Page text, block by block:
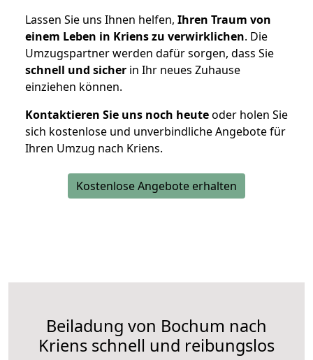
Lassen Sie uns Ihnen helfen, Ihren Traum von
einem Leben in Kriens zu verwirklichen. Die
Umzugspartner werden dafür sorgen, dass Sie
schnell und sicher in Ihr neues Zuhause
einziehen können.
Kontaktieren Sie uns noch heuteoder holen Sie
sich kostenlose und unverbindliche Angebote für
Ihren Umzug nach Kriens.
Kostenlose Angebote erhalten
Beiladung von Bochum nach
Kriens schnell und reibungslos